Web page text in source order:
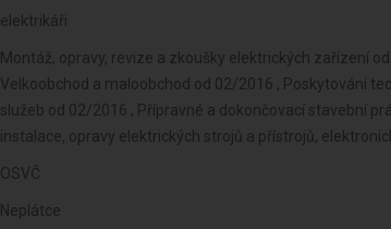
elektrikáři
Montáž, opravy, revize a zkoušky elektrických zařízení
Velkoobchod a maloobchod od 02/2016 , Poskytování
služeb od 02/2016 , Přípravné a dokončovací stavební
instalace, opravy elektrických strojů a přístrojů,
OSVČ
Neplátce